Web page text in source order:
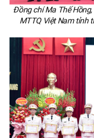
Đồng chí Ma Thế
MTTQ Việt Nam tỉnh